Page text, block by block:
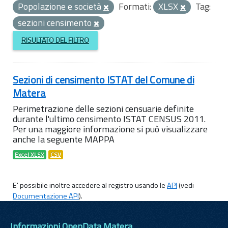
Popolazione e società
Formati: XLSX
Tag:
sezioni censimento
RISULTATO DEL FILTRO
Sezioni di censimento ISTAT del Comune di
Matera
Perimetrazione delle sezioni censuarie definite
durante l'ultimo censimento ISTAT CENSUS 2011.
Per una maggiore informazione si può visualizzare
anche la seguente MAPPA
Excel XLSX CSV
E' possibile inoltre accedere al registro usando leAPI(vedi
Documentazione API).